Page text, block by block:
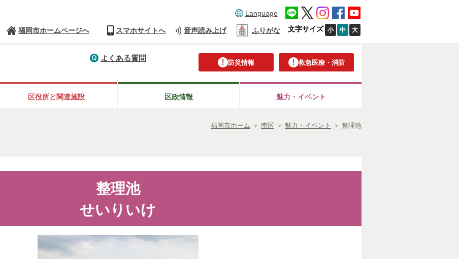
Language
福岡市ホームページへ スマホサイトへ 音声読み上げ ふりがな 文字サイズ 小 中 大
防災情報 救急医療・消防
よくある質問
区役所と関連施設 区政情報 魅力・イベント
福岡市ホーム ＞ 南区 ＞ 魅力・イベント ＞ 整理池
整理池
せいりいけ